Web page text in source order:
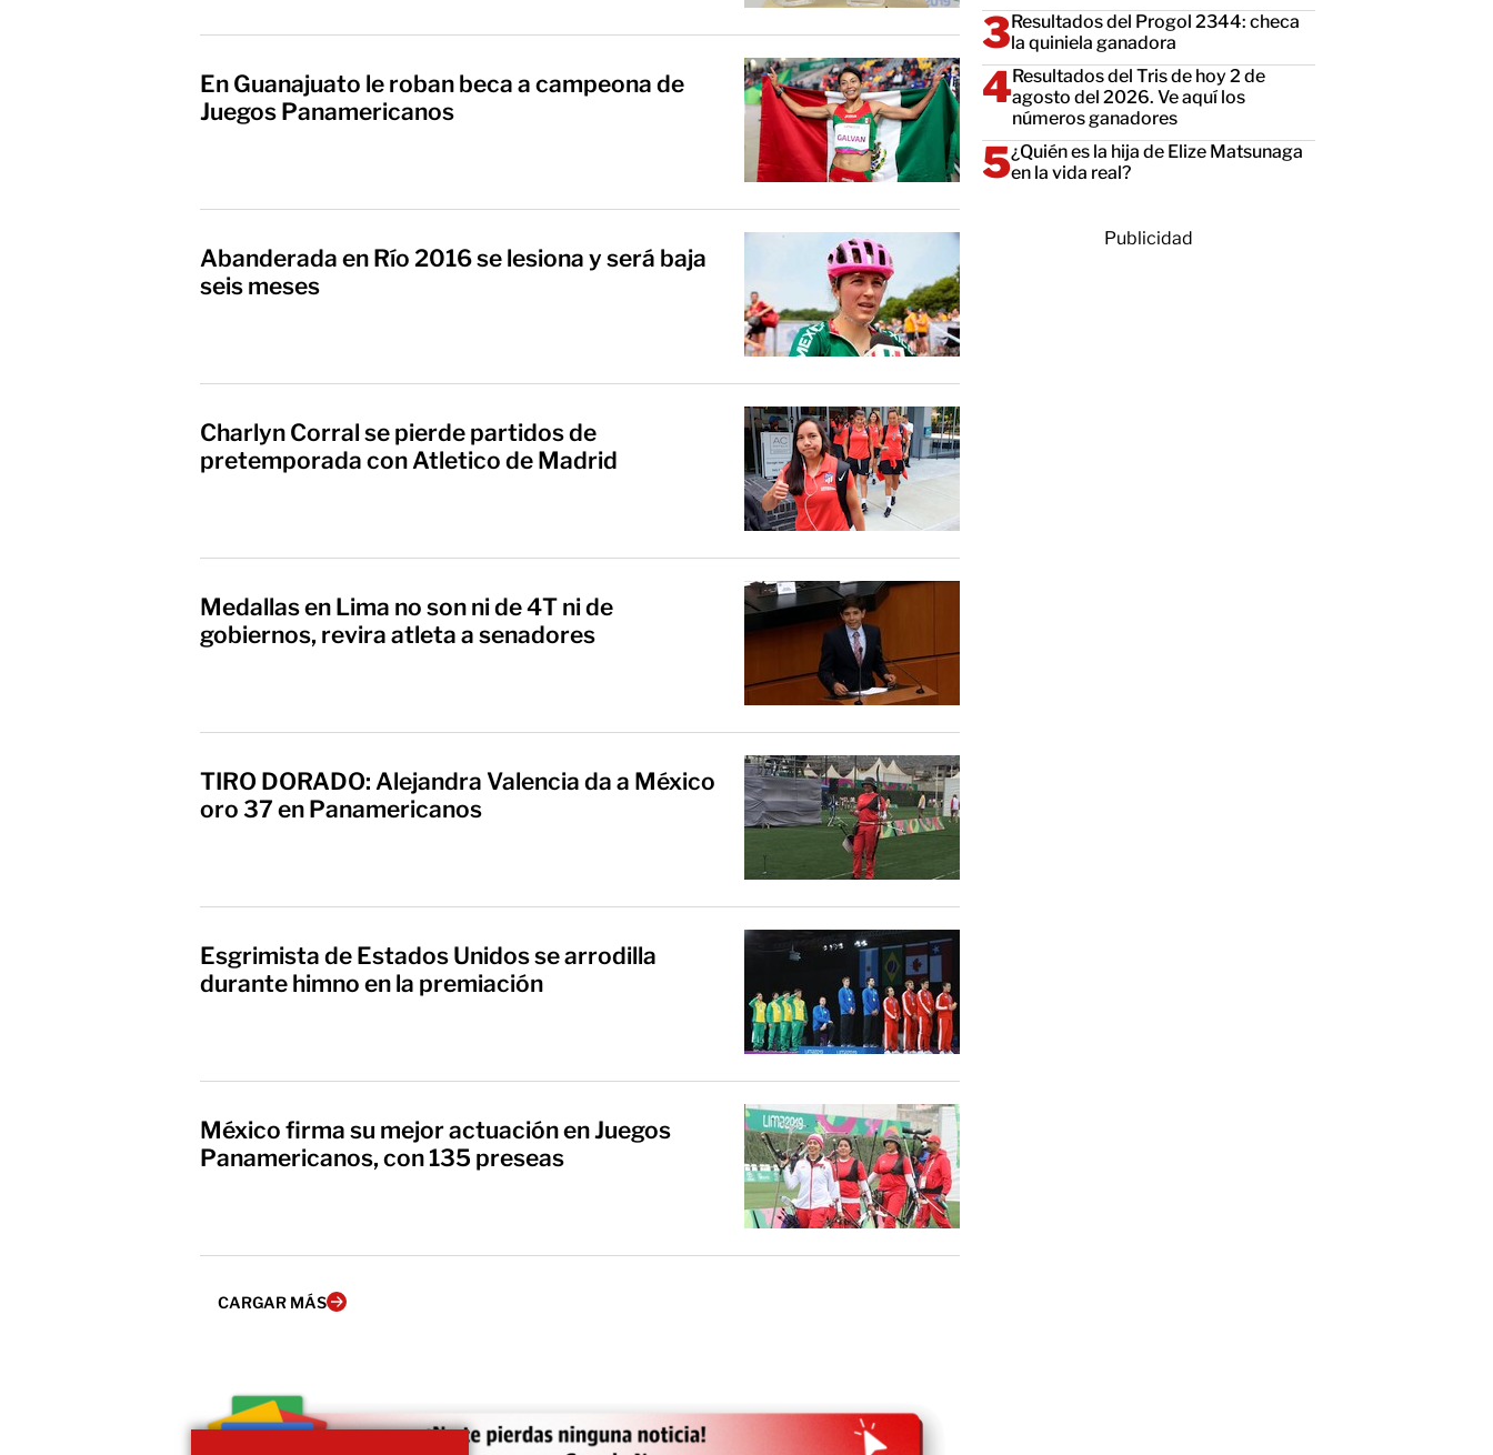
En Guanajuato le roban beca a campeona de
Juegos Panamericanos
Abanderada en Río 2016 se lesiona y será baja
seis meses
Charlyn Corral se pierde partidos de
pretemporada con Atletico de Madrid
Medallas en Lima no son ni de 4T ni de
gobiernos, revira atleta a senadores
TIRO DORADO: Alejandra Valencia da a México
oro 37 en Panamericanos
Esgrimista de Estados Unidos se arrodilla
durante himno en la premiación
México firma su mejor actuación en Juegos
Panamericanos, con 135 preseas
CARGAR MÁS
Resultados del Progol 2344: checa
la quiniela ganadora
Resultados del Tris de hoy 2 de
agosto del 2026. Ve aquí los
números ganadores
¿Quién es la hija de Elize Matsunaga
en la vida real?
Publicidad